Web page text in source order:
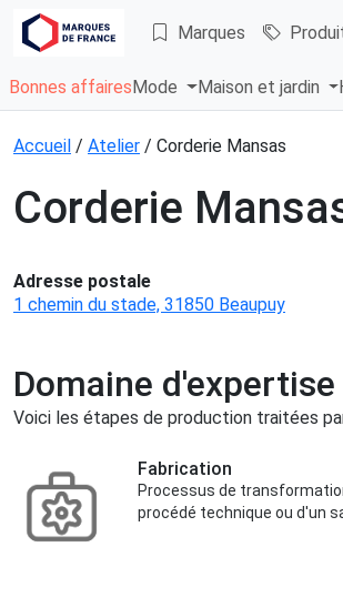
Marques
Bonnes affaires Mode Maison et jardin
Accueil / Atelier / Corderie Mansas
Corderie
Adresse postale
1 chemin du stade, 31850 Beaupuy
Domaine d'expertise
Voici les étapes de production traitées
Fabrication
Processus de
procédé technique ou d'un